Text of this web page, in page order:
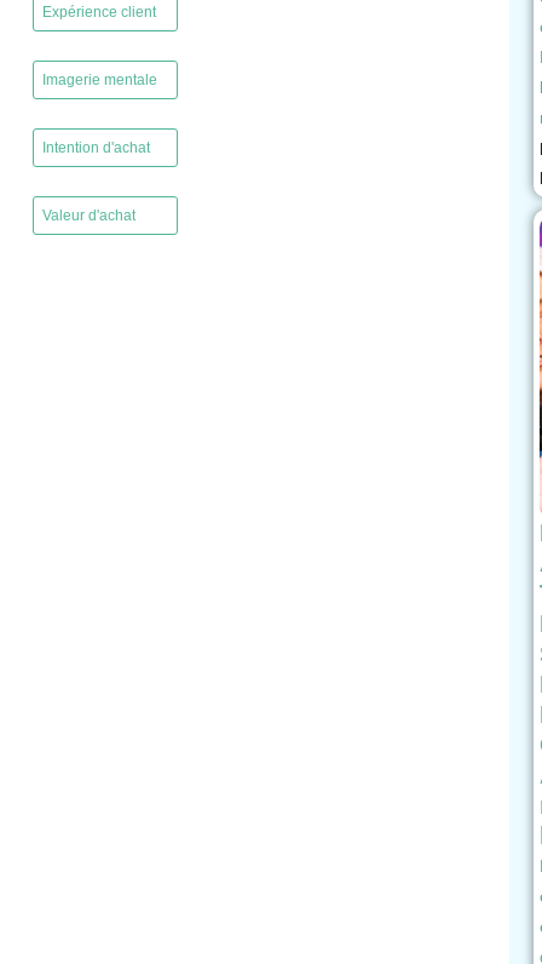
Expérience client
Imagerie mentale
Intention d'achat
Valeur d'achat